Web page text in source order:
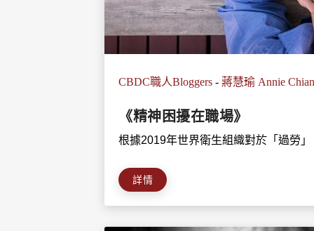
CBDC職人Bloggers -蔣慧瑜 Annie
《精神困擾在職場》
根據2019年世界衛生組織對於「過勞
詳情